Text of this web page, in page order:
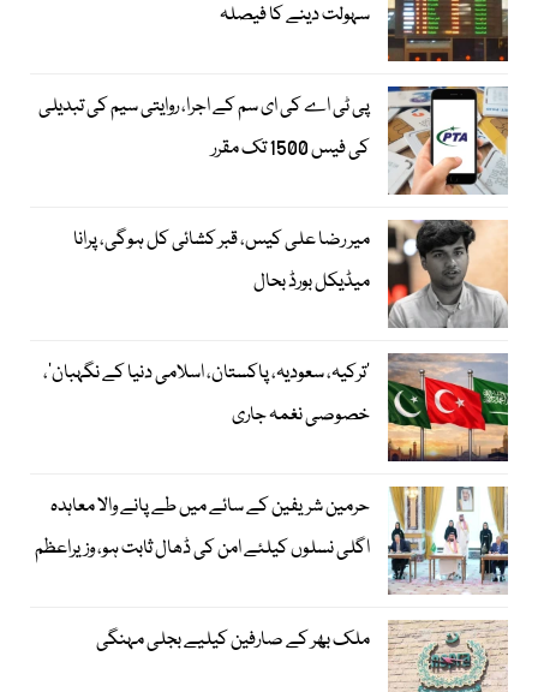
سہولت دینے کا فیصلہ
پی ٹی اے کی ای سم کے اجرا، روایتی سیم کی تبدیلی
کی فیس 1500 تک مقرر
میر رضا علی کیس، قبر کشائی کل ہوگی، پرانا
میڈیکل بورڈ بحال
‘ترکیہ، سعودیہ، پاکستان، اسلامی دنیا کے نگہبان’،
خصوصی نغمہ جاری
حرمین شریفین کے سائے میں طے پانے والا معاہدہ
اگلی نسلوں کیلئے امن کی ڈھال ثابت ہو، وزیراعظم
ملک بھر کے صارفین کیلیے بجلی مہنگی